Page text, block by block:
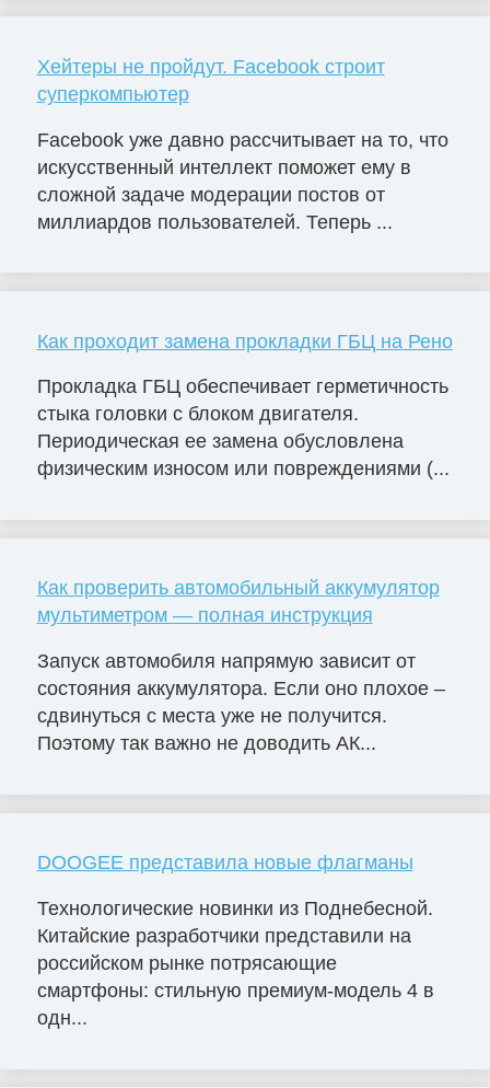
Хейтеры не пройдут. Facebook строит
суперкомпьютер
Facebook уже давно рассчитывает на то, что
искусственный интеллект поможет ему в
сложной задаче модерации постов от
миллиардов пользователей. Теперь ...
Как проходит замена прокладки ГБЦ на Рено
Прокладка ГБЦ обеспечивает герметичность
стыка головки с блоком двигателя.
Периодическая ее замена обусловлена
физическим износом или повреждениями (...
Как проверить автомобильный аккумулятор
мультиметром — полная инструкция
Запуск автомобиля напрямую зависит от
состояния аккумулятора. Если оно плохое –
сдвинуться с места уже не получится.
Поэтому так важно не доводить АК...
DOOGEE представила новые флагманы
Технологические новинки из Поднебесной.
Китайские разработчики представили на
российском рынке потрясающие
смартфоны: стильную премиум-модель 4 в
одн...